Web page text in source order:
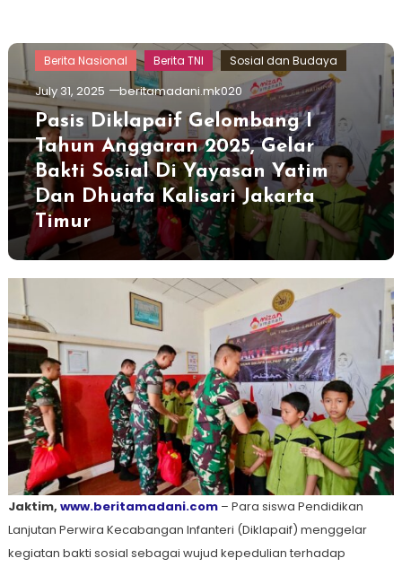
Berita Nasional Berita TNI Sosial dan Budaya
July 31, 2025 beritamadani.mk020
Pasis Diklapaif Gelombang I
Tahun Anggaran 2025, Gelar
Bakti Sosial Di Yayasan Yatim
Dan Dhuafa Kalisari Jakarta
Timur
Jaktim, www.beritamadani.com– Para siswa Pendidikan
Lanjutan Perwira Kecabangan Infanteri (Diklapaif) menggelar
kegiatan bakti sosial sebagai wujud kepedulian terhadap